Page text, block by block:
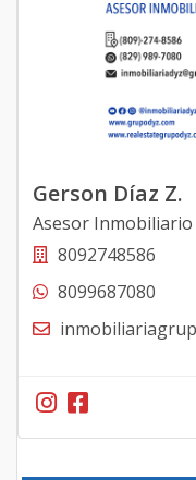
Gerson Díaz Z.
Asesor Inmobiliario
8092748586
8099687080